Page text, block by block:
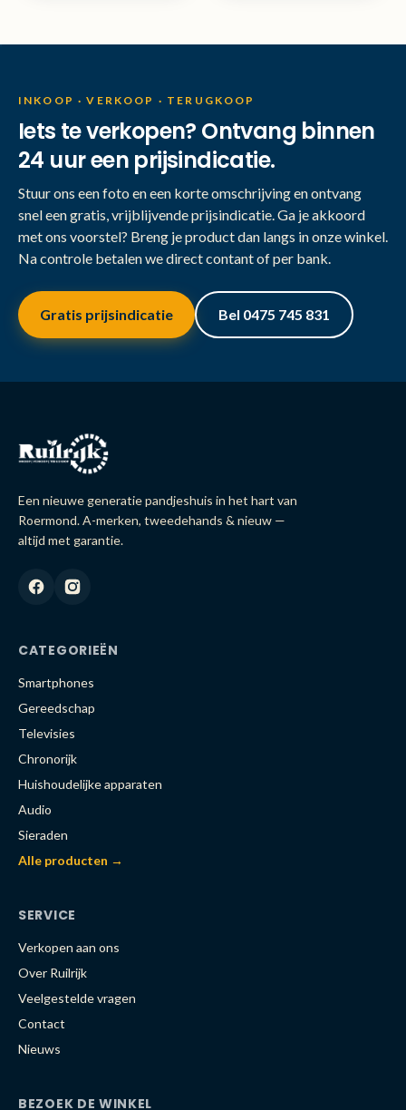
INKOOP · VERKOOP · TERUGKOOP
Iets te verkopen? Ontvang binnen
24 uur een prijsindicatie.
Stuur ons een foto en een korte omschrijving en ontvang
snel een gratis, vrijblijvende prijsindicatie. Ga je akkoord
met ons voorstel? Breng je product dan langs in onze winkel.
Na controle betalen we direct contant of per bank.
Gratis prijsindicatie Bel 0475 745 831
Een nieuwe generatie pandjeshuis in het hart van
Roermond. A-merken, tweedehands & nieuw —
altijd met garantie.
CATEGORIEËN
Smartphones
Gereedschap
Televisies
Chronorijk
Huishoudelijke apparaten
Audio
Sieraden
Alle producten →
SERVICE
Verkopen aan ons
Over Ruilrijk
Veelgestelde vragen
Contact
Nieuws
BEZOEK DE WINKEL